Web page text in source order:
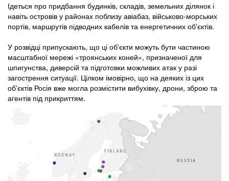
Ідеться про придбання будинків, складів, земельних ділянок і
навіть островів у районах поблизу авіабаз, військово-морських
портів, маршрутів підводних кабелів та енергетичних обʼєктів.
У розвідці припускають, що ці обʼєкти можуть бути частиною
масштабної мережі «троянських коней», призначеної для
шпигунства, диверсій та підготовки можливих атак у разі
загострення ситуації. Цілком імовірно, що на деяких із цих
обʼєктів Росія вже могла розмістити вибухівку, дрони, зброю та
агентів під прикриттям.